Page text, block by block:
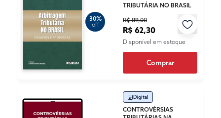
30%
off
TRIBUTÁRIA NO BRASIL
R$ 89,00
R$ 62,30
Disponível em estoque
Comprar
Digital
CONTROVÉRSIAS